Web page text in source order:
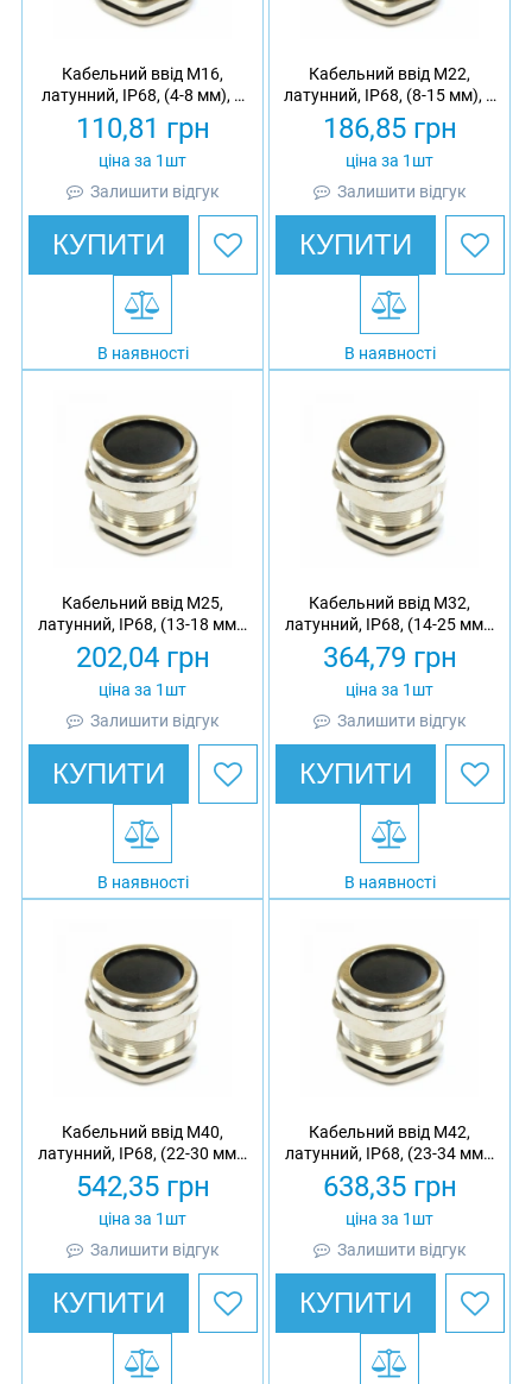
Кабельний ввід М16,
латунний, IP68, (4-8 мм), з
гайкою
110,81 грн
ціна за 1шт
Залишити відгук
КУПИТИ
В наявності
Кабельний ввід М22,
латунний, IP68, (8-15 мм), з
гайкою
186,85грн
ціна за 1шт
Залишити відгук
КУПИТИ
В наявності
Кабельний ввід М25,
латунний, IP68, (13-18 мм),
з гайкою
202,04грн
ціна за 1шт
Залишити відгук
КУПИТИ
В наявності
Кабельний ввід М32,
латунний, IP68, (14-25 мм),
з гайкою
364,79 грн
ціна за 1шт
Залишити відгук
КУПИТИ
В наявності
Кабельний ввід М40,
латунний, IP68, (22-30 мм),
з гайкою
542,35грн
ціна за 1шт
Залишити відгук
КУПИТИ
Кабельний ввід М42,
латунний, IP68, (23-34 мм),
з гайкою
638,35грн
ціна за 1шт
Залишити відгук
КУПИТИ